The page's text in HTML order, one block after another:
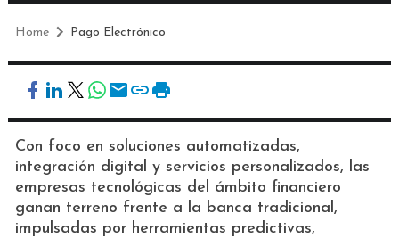
Home Pago Electrónico
Con foco en soluciones automatizadas,
integración digital y servicios personalizados, las
empresas tecnológicas del ámbito financiero
ganan terreno frente a la banca tradicional,
impulsadas por herramientas predictivas,